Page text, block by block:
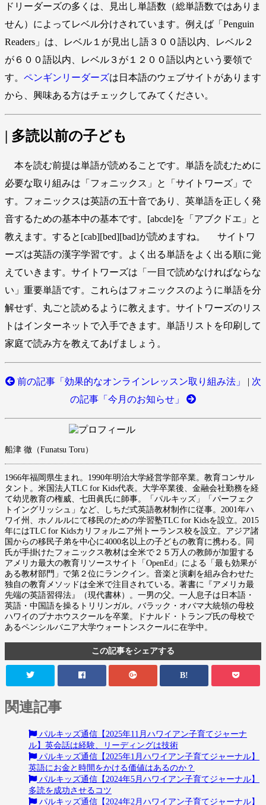
ドリーダーズの多くは、見出し単語数（総単語数ではありま
せん）によってレベル分けされています。例えば「Penguin
Readers」は、レベル１が見出し語３００語以内、レベル２
が６００語以内、レベル３が１２００語以内という要領で
す。 ペンギンリーダーズは日本語のウェブサイトがあります
から、興味ある方はチェックしてみてください。
| 多読以前の子ども
本を読む前提は単語が読めることです。単語を読むために
必要な取り組みは「フォニックス」と「サイトワーズ」で
す。フォニックスは英語の五十音であり、英単語を正しく発
音するための基本中の基本です。[abcde]を「アブクドエ」と
教えます。すると[cab][bed][bad]が読めますね。 サイトワ
ーズは英語の漢字学習です。よく出る単語をよく出る順に覚
えていきます。サイトワーズは「一目で読めなければならな
い」重要単語です。これらはフォニックスのように単語を分
解せず、丸ごと読めるように教えます。サイトワーズのリス
トはインターネットで入手できます。単語リストを印刷して
家庭で読み方を教えてあげましょう。
前の記事「効果的なオンラインレッスン取り組み法」 | 次
の記事「今月のお知らせ」
船津 徹（Funatsu Toru）
1966年福岡県生まれ。1990年明治大学経営学部卒業。教育コンサル
タント。米国法人TLC for Kids代表。大学卒業後、金融会社勤務を経
て幼児教育の権威、七田眞氏に師事。「パルキッズ」「パーフェク
トイングリッシュ」など、しちだ式英語教材制作に従事。2001年ハ
ワイ州、ホノルルにて移民のための学習塾TLC for Kidsを設立。2015
年にはTLC for Kidsカリフォルニア州トーランス校を設立。アジア諸
国からの移民子弟を中心に4000名以上の子どもの教育に携わる。同
氏が手掛けたフォニックス教材は全米で２５万人の教師が加盟する
アメリカ最大の教育リソースサイト「OpenEd」による「最も効果が
ある教材部門」で第２位にランクイン。音楽と演劇を組み合わせた
独自の教育メソッドは全米で注目されている。著書に『アメリカ最
先端の英語習得法』（現代書林）。一男の父。一人息子は日本語・
英語・中国語を操るトリリンガル。バラック・オバマ大統領の母校
ハワイのプナホウスクールを卒業。ドナルド・トランプ氏の母校で
あるペンシルバニア大学ウォートンスクールに在学中。
この記事をシェアする
B!
関連記事
パルキッズ通信【2025年11月ハワイアン子育てジャーナ
ル】英会話は経験、リーディングは技術
パルキッズ通信【2025年1月ハワイアン子育てジャーナル】
英語にお金と時間をかける価値はあるのか？
パルキッズ通信【2024年5月ハワイアン子育てジャーナル】
多読を成功させるコツ
パルキッズ通信【2024年2月ハワイアン子育てジャーナル】